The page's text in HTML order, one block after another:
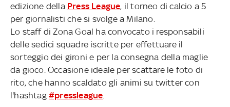
edizione della Press League, il torneo di calcio a 5
per giornalisti che si svolge a Milano.
Lo staff di Zona Goal ha convocato i responsabili
delle sedici squadre iscritte per effettuare il
sorteggio dei gironi e per la consegna della maglie
da gioco. Occasione ideale per scattare le foto di
rito, che hanno scaldato gli animi su twitter con
l'hashtag #pressleague